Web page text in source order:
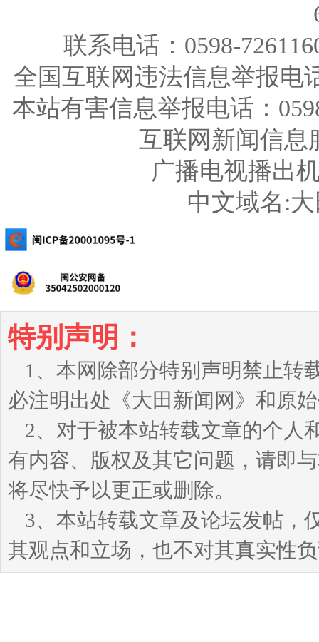
联系电话：0598-
全国互联网违法信息举报电
本站有害信息举报电话：
互联网新闻信息
广播电视播出
中文域名:
特别声明：
1、本网除部分特别声明禁止转
必注明出处《大田新闻网》和原
2、对于被本站转载文章的个人
有内容、版权及其它问题，请即
将尽快予以更正或删除。
3、本站转载文章及论坛发帖，
其观点和立场，也不对其真实性